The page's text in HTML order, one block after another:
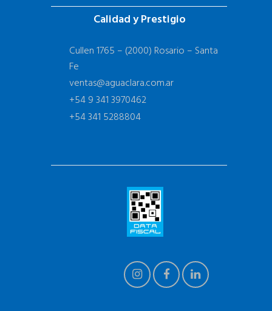
Calidad y Prestigio
Cullen 1765 – (2000) Rosario – Santa
Fe
ventas@aguaclara.com.ar
+54 9 341 3970462
+54 341 5288804